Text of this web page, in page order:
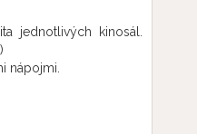
jednotlivých kinosál.
nápojmi.